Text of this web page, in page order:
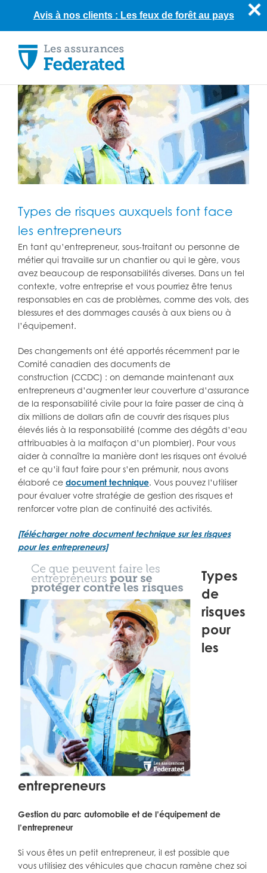
content
Types de risques auxquels font face
les entrepreneurs
En tant qu’entrepreneur, sous-traitant ou personne de
métier qui travaille sur un chantier ou qui le gère, vous
avez beaucoup de responsabilités diverses. Dans un tel
contexte, votre entreprise et vous pourriez être tenus
responsables en cas de problèmes, comme des vols, des
blessures et des dommages causés à aux biens ou à
l’équipement.
Des changements ont été apportés récemment par le
Comité canadien des documents de
construction (CCDC) : on demande maintenant aux
entrepreneurs d’augmenter leur couverture d’assurance
de la responsabilité civile pour la faire passer de cinq à
dix millions de dollars afin de couvrir des risques plus
élevés liés à la responsabilité (comme des dégâts d’eau
attribuables à la malfaçon d’un plombier). Pour vous
aider à connaître la manière dont les risques ont évolué
et ce qu’il faut faire pour s’en prémunir, nous avons
élaboré ce document technique. Vous pouvez l’utiliser
pour évaluer votre stratégie de gestion des risques et
renforcer votre plan de continuité des activités.
[Télécharger notre document technique sur les risques
pour les entrepreneurs]
Types
de
risques
pour
les
entrepreneurs
Gestion du parc automobile et de l’équipement de
l’entrepreneur
Si vous êtes un petit entrepreneur, il est possible que
vous utilisiez des véhicules que chacun ramène chez soi
Avis à nos clients : Les feux de forêt au pays